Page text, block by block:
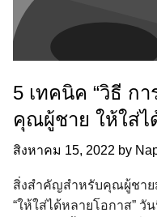
5 เทคนิค “วิธี กา
คุณผู้ชาย ให้ใส่ไ
สิงหาคม 15, 2022 by
สิ่งสำคัญสำหรับคุณผู้ชาย
“ให้ใส่ได้หลายโอกาส” วั